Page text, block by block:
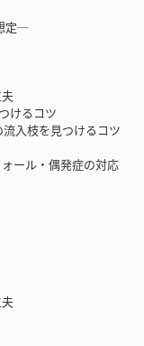
定─
けるコツ
入枝を見つけるコツ
ール・偶発症の対応